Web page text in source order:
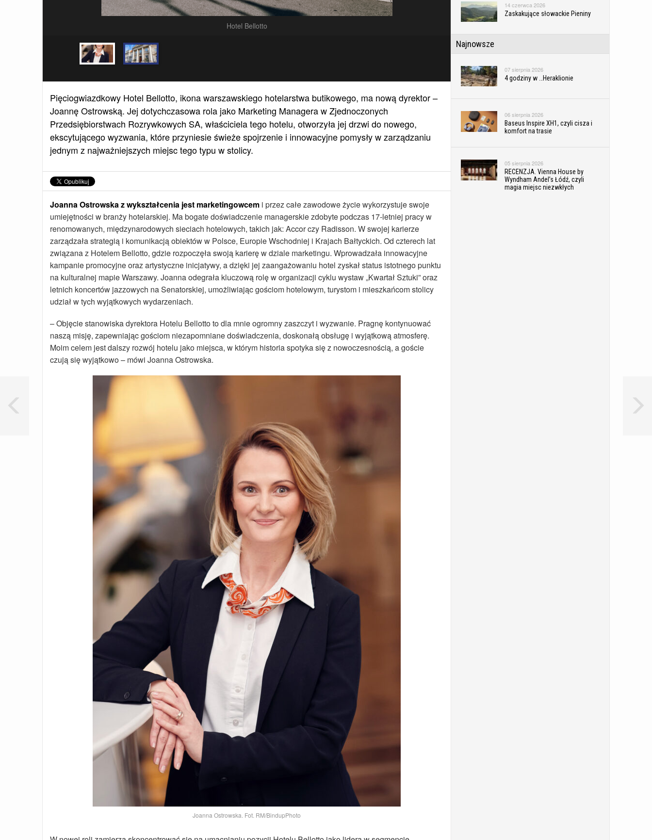
Hotel Bellotto
Pięciogwiazdkowy Hotel Bellotto, ikona warszawskiego hotelarstwa butikowego, ma nową dyrektor –
Joannę Ostrowską. Jej dotychczasowa rola jako Marketing Managera w Zjednoczonych
Przedsiębiorstwach Rozrywkowych SA, właściciela tego hotelu, otworzyła jej drzwi do nowego,
ekscytującego wyzwania, które przyniesie świeże spojrzenie i innowacyjne pomysły w zarządzaniu
jednym z najważniejszych miejsc tego typu w stolicy.
Joanna Ostrowska z wykształcenia jest marketingowcem i przez całe zawodowe życie wykorzystuje swoje
umiejętności w branży hotelarskiej. Ma bogate doświadczenie managerskie zdobyte podczas 17-letniej pracy w
renomowanych, międzynarodowych sieciach hotelowych, takich jak: Accor czy Radisson. W swojej karierze
zarządzała strategią i komunikacją obiektów w Polsce, Europie Wschodniej i Krajach Bałtyckich. Od czterech lat
związana z Hotelem Bellotto, gdzie rozpoczęła swoją karierę w dziale marketingu. Wprowadzała innowacyjne
kampanie promocyjne oraz artystyczne inicjatywy, a dzięki jej zaangażowaniu hotel zyskał status istotnego punktu
na kulturalnej mapie Warszawy. Joanna odegrała kluczową rolę w organizacji cyklu wystaw „Kwartał Sztuki” oraz
letnich koncertów jazzowych na Senatorskiej, umożliwiając gościom hotelowym, turystom i mieszkańcom stolicy
udział w tych wyjątkowych wydarzeniach.
– Objęcie stanowiska dyrektora Hotelu Bellotto to dla mnie ogromny zaszczyt i wyzwanie. Pragnę kontynuować
naszą misję, zapewniając gościom niezapomniane doświadczenia, doskonałą obsługę i wyjątkową atmosferę.
Moim celem jest dalszy rozwój hotelu jako miejsca, w którym historia spotyka się z nowoczesnością, a goście
czują się wyjątkowo – mówi Joanna Ostrowska.
Joanna Ostrowska. Fot. RM/BindupPhoto
14 czerwca 2026
Zaskakujące słowackie Pieniny
Najnowsze
07 sierpnia 2026
4 godziny w …Heraklionie
06 sierpnia 2026
Baseus Inspire XH1, czyli cisza i
komfort na trasie
05 sierpnia 2026
RECENZJA. Vienna House by
Wyndham Andel’s Łódź, czyli
magia miejsc niezwkłych